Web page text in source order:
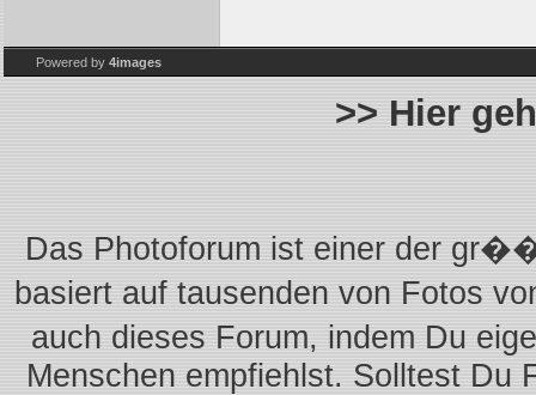
Powered by 4images
>> Hier
Das Photoforum ist einer der
basiert auf tausenden von Fotos
auch dieses Forum, indem Du
Menschen empfiehlst. Solltest Du